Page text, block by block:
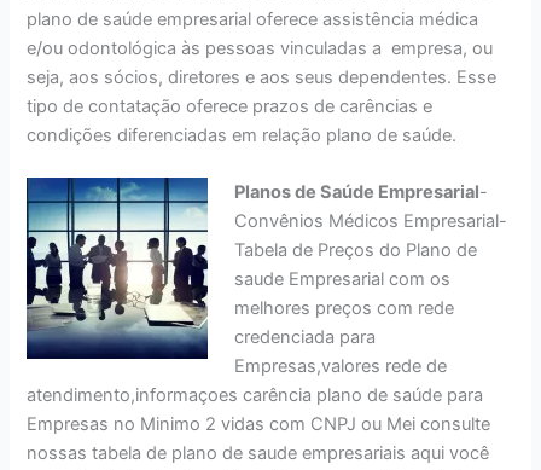
plano de saúde empresarial oferece assistência médica
e/ou odontológica às pessoas vinculadas a empresa, ou
seja, aos sócios, diretores e aos seus dependentes. Esse
tipo de contatação oferece prazos de carências e
condições diferenciadas em relação plano de saúde.
Planos de Saúde Empresarial-
Convênios Médicos Empresarial-
Tabela de Preços do Plano de
saude Empresarial com os
melhores preços com rede
credenciada para
Empresas,valores rede de
atendimento,informaçoes carência plano de saúde para
Empresas no Minimo 2 vidas com CNPJ ou Mei consulte
nossas tabela de plano de saude empresariais aqui você